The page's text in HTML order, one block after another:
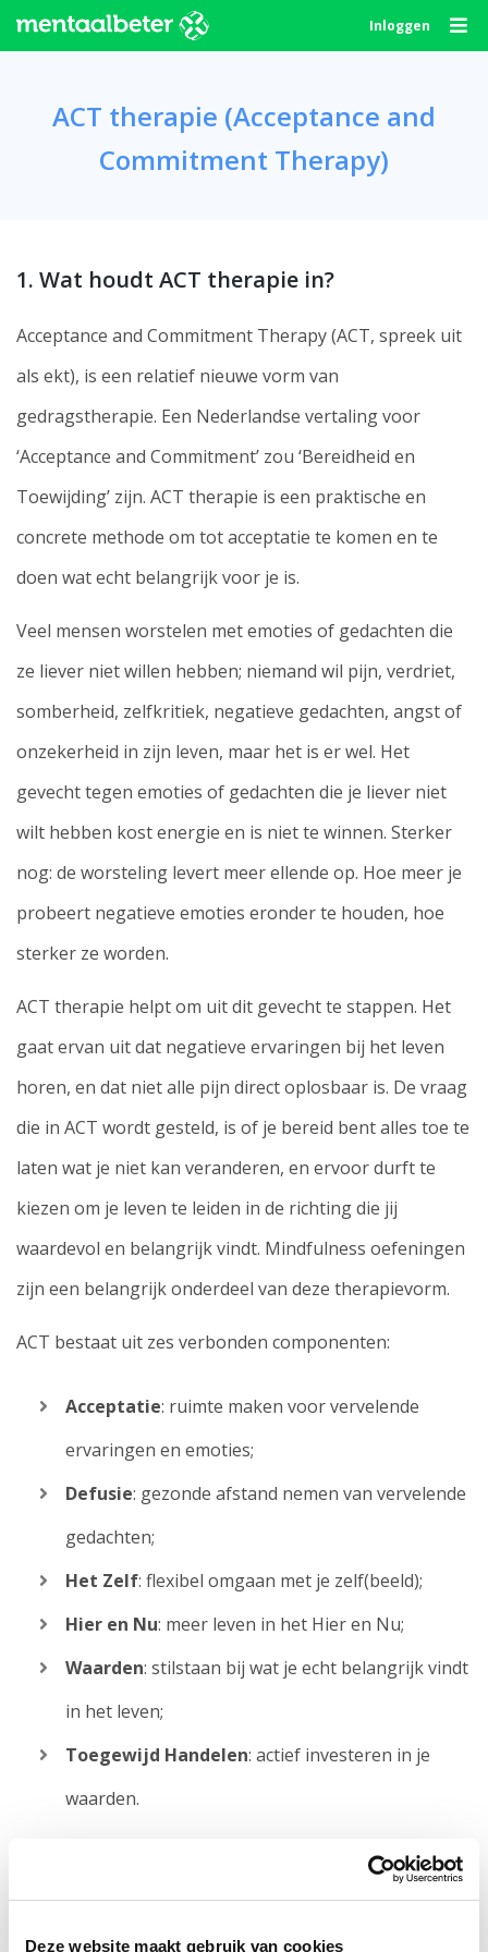
Deze website maakt gebruik van cookies
content
Inloggen
ACT therapie (Acceptance and
Commitment Therapy)
1. Wat houdt ACT therapie in?
Acceptance and Commitment Therapy (ACT, spreek uit
als ekt), is een relatief nieuwe vorm van
gedragstherapie. Een Nederlandse vertaling voor
‘Acceptance and Commitment’ zou ‘Bereidheid en
Toewijding’ zijn. ACT therapie is een praktische en
concrete methode om tot acceptatie te komen en te
doen wat echt belangrijk voor je is.
Veel mensen worstelen met emoties of gedachten die
ze liever niet willen hebben; niemand wil pijn, verdriet,
somberheid, zelfkritiek, negatieve gedachten, angst of
onzekerheid in zijn leven, maar het is er wel. Het
gevecht tegen emoties of gedachten die je liever niet
wilt hebben kost energie en is niet te winnen. Sterker
nog: de worsteling levert meer ellende op. Hoe meer je
probeert negatieve emoties eronder te houden, hoe
sterker ze worden.
ACT therapie helpt om uit dit gevecht te stappen. Het
gaat ervan uit dat negatieve ervaringen bij het leven
horen, en dat niet alle pijn direct oplosbaar is. De vraag
die in ACT wordt gesteld, is of je bereid bent alles toe te
laten wat je niet kan veranderen, en ervoor durft te
kiezen om je leven te leiden in de richting die jij
waardevol en belangrijk vindt. Mindfulness oefeningen
zijn een belangrijk onderdeel van deze therapievorm.
ACT bestaat uit zes verbonden componenten:
Acceptatie: ruimte maken voor vervelende
ervaringen en emoties;
Defusie: gezonde afstand nemen van vervelende
gedachten;
Het Zelf: flexibel omgaan met je zelf(beeld);
Hier en Nu: meer leven in het Hier en Nu;
Waarden: stilstaan bij wat je echt belangrijk vindt
in het leven;
Toegewijd Handelen: actief investeren in je
waarden.
2. Hoe ziet de groepstherapie eruit?
Vooraf aan de groep zal er een korte intake met één